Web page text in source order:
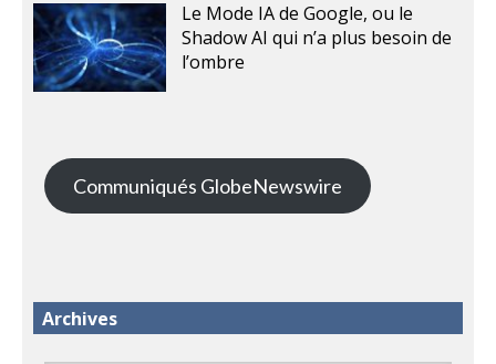
Le Mode IA de Google, ou le
Shadow AI qui n’a plus besoin de
l’ombre
Communiqués GlobeNewswire
Archives